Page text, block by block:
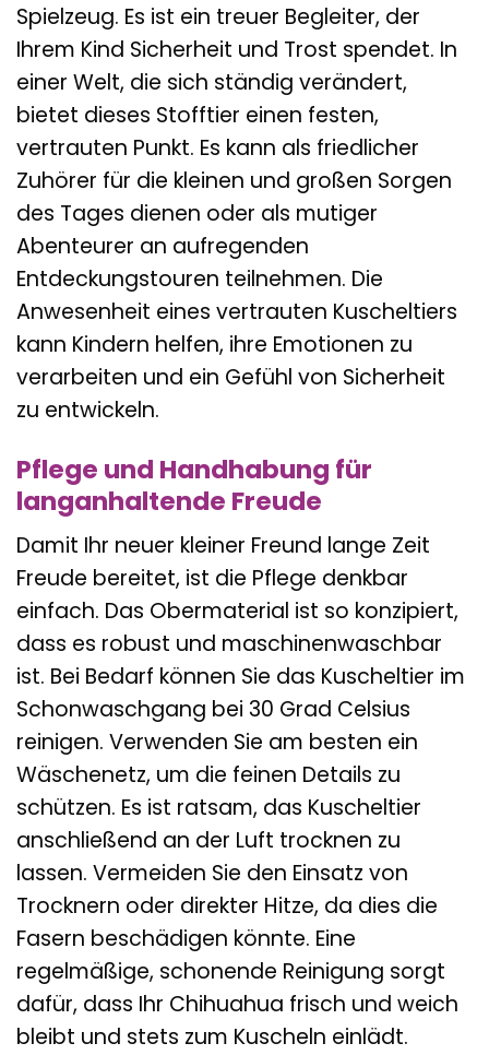
Spielzeug. Es ist ein treuer Begleiter, der
Ihrem Kind Sicherheit und Trost spendet. In
einer Welt, die sich ständig verändert,
bietet dieses Stofftier einen festen,
vertrauten Punkt. Es kann als friedlicher
Zuhörer für die kleinen und großen Sorgen
des Tages dienen oder als mutiger
Abenteurer an aufregenden
Entdeckungstouren teilnehmen. Die
Anwesenheit eines vertrauten Kuscheltiers
kann Kindern helfen, ihre Emotionen zu
verarbeiten und ein Gefühl von Sicherheit
zu entwickeln.
Pflege und Handhabung für
langanhaltende Freude
Damit Ihr neuer kleiner Freund lange Zeit
Freude bereitet, ist die Pflege denkbar
einfach. Das Obermaterial ist so konzipiert,
dass es robust und maschinenwaschbar
ist. Bei Bedarf können Sie das Kuscheltier im
Schonwaschgang bei 30 Grad Celsius
reinigen. Verwenden Sie am besten ein
Wäschenetz, um die feinen Details zu
schützen. Es ist ratsam, das Kuscheltier
anschließend an der Luft trocknen zu
lassen. Vermeiden Sie den Einsatz von
Trocknern oder direkter Hitze, da dies die
Fasern beschädigen könnte. Eine
regelmäßige, schonende Reinigung sorgt
dafür, dass Ihr Chihuahua frisch und weich
bleibt und stets zum Kuscheln einlädt.